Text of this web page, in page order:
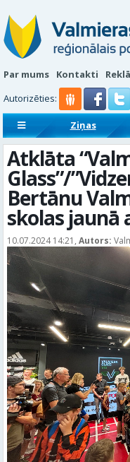
Par mums Kontakti
Autorizēties:
Ziņas
Sludinājumi
Reklāmraksti
Atklāta
Glass”/
Bertānu
skolas jaunā
10.07.2024 14:21, Autors: